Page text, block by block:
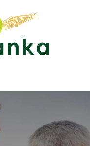
Novosti